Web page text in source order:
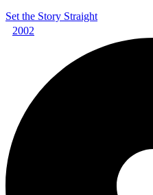
Set the Story Straight
2002